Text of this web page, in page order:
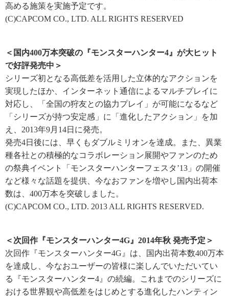
高める施策を実施予定です。
(C)CAPCOM CO., LTD. ALL RIGHTS RESERVED
＜国内400万本突破の『モンスターハンター4』が大ヒット
で好評発売中＞
シリーズ初となる高低差を活用した立体的なアクションを
実現したほか、インターネット通信によるマルチプレイに
対応し、「全国の狩友との協力プレイ」が可能になるなど
「シリーズが持つ安定感」に「進化したアクション」を加
え、2013年9月14日に発売。
発売4日後には、早くもダブルミリオンを達成。また、異業
種各社との積極的なコラボレーション展開やファンのため
の祭典イベント「モンスターハンターフェスタ’13」の開催
など様々な話題を提供、今なおファンを増やし国内出荷本
数は、400万本を突破しました。
(C)CAPCOM CO., LTD. 2013 ALL RIGHTS RESERVED.
＜次回作『モンスターハンター4G』2014年秋 発売予定＞
次回作『モンスターハンター4G』は、国内出荷本数400万本
を達成し、今なおユーザーの皆様に楽しんでいただいてい
る『モンスターハンター4』の続編。これまでのシリーズに
おける世界観や高低差をはじめとする進化したハンティン